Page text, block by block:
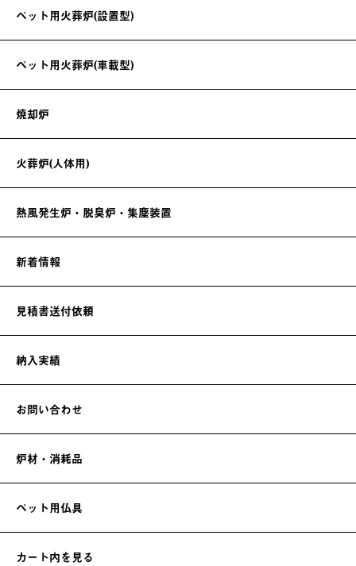
ペット用火葬炉(設置型)
ペット用火葬炉(車載型)
焼却炉
火葬炉(人体用)
熱風発生炉・脱臭炉・集塵装置
新着情報
見積書送付依頼
納入実績
お問い合わせ
炉材・消耗品
ペット用仏具
カート内を見る